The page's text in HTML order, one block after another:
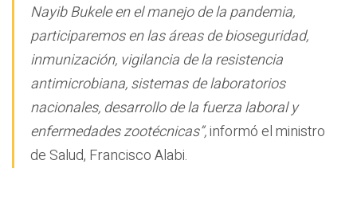
Nayib Bukele en el manejo de la pandemia,
participaremos en las áreas de bioseguridad,
inmunización, vigilancia de la resistencia
antimicrobiana, sistemas de laboratorios
nacionales, desarrollo de la fuerza laboral y
enfermedades zootécnicas”,informó el ministro
de Salud, Francisco Alabi.